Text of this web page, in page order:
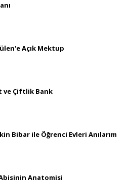
Açık Mektup
ve Çiftlik Bank
Bibar ile Öğrenci Evleri Anılarım
Anatomisi